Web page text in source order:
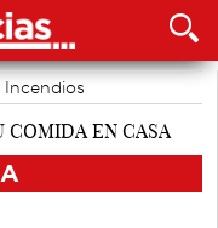
Incendios